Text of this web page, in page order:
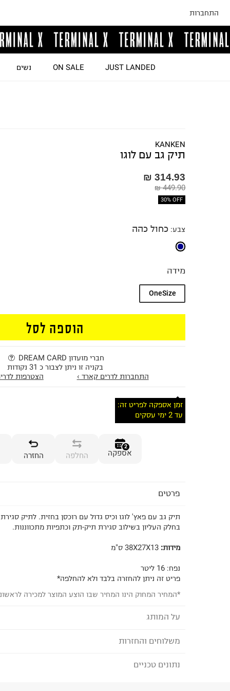
התחברות
JUST LANDED
ON SALE נשים
KANKEN
תיק גב עם לוגו
314.93 ₪
449.90 ₪
30% OFF
צבע: כחול כהה
מידה
OneSize
הוספה לסל
חברי מועדון DREAM CARD
בקניה זו ניתן לצבור כ 31 נקודות
התחברות לדרים קארד ›
הצטרפות
זמן אספקה לפריט זה:
עד 2 ימי עסקים
2
אספקה החלפה החזרה
פרטים
תיק גב עם פאץ' לוגו וכיס גדול עם רוכסן בחזית. לתיק סגירת
בחלק העליון בשילוב סגירת תיק-תק וכתפיות מתכווננות.
מידות: 38X27X13 ס"מ
נפח: 16 ליטר
פריט זה ניתן להחזרה בלבד ולא להחלפה*
*המחיר המחוק הינו המחיר שבו הוצע המוצר למכירה
על המותג
קנקן - KANKEN
משלוחים והחזרות
לבחירת בשיטת המשלוח המתאימה לכם,
נתונים טכניים